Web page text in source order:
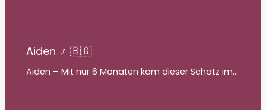
Aiden ♂ 🇧🇬
Aiden – Mit nur 6 Monaten kam dieser Schatz im…